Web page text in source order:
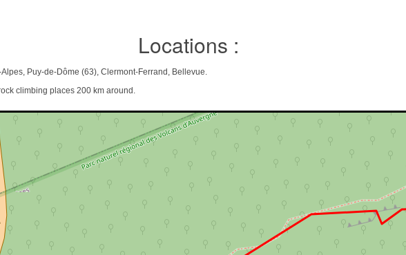
Locations :
Puy-de-Dôme (63), Clermont-Ferrand, Bellevue.
climbing places 200 km around.